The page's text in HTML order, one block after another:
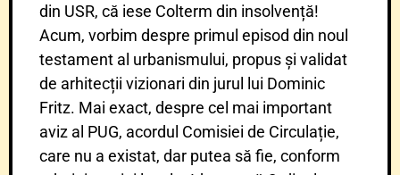
din USR, că iese Colterm din insolvență!
Acum, vorbim despre primul episod din noul
testament al urbanismului, propus și validat
de arhitecții vizionari din jurul lui Dominic
Fritz. Mai exact, despre cel mai important
aviz al PUG, acordul Comisiei de Circulație,
care nu a existat, dar putea să fie, conform